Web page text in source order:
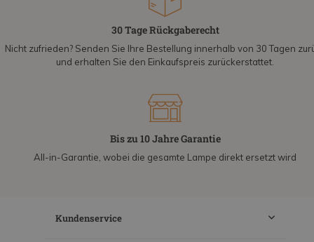
30 Tage Rückgaberecht
Nicht zufrieden? Senden Sie Ihre Bestellung innerhalb von 30 Tagen
und erhalten Sie den Einkaufspreis zurückerstattet.
Bis zu 10 Jahre Garantie
All-in-Garantie, wobei die gesamte Lampe direkt ersetzt wird
Kundenservice